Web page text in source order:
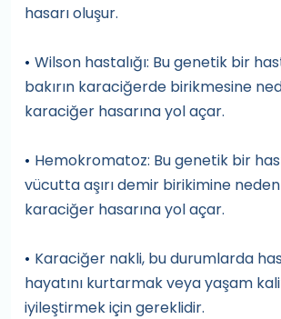
hasarı oluşur.
• Wilson hastalığı: Bu genetik bir
bakırın karaciğerde birikmesine
karaciğer hasarına yol açar.
• Hemokromatoz: Bu genetik bir
vücutta aşırı demir birikimine
karaciğer hasarına yol açar.
• Karaciğer nakli, bu durumlarda
hayatını kurtarmak veya yaşam
iyileştirmek için gereklidir.